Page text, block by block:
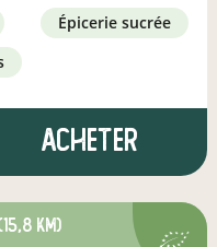
épicerie sucrée
Acheter
km)